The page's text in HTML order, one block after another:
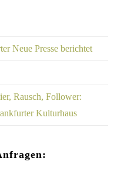
Neue Presse berichtet
Rausch, Follower:
Kulturhaus